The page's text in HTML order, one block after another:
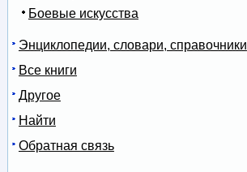
Боевые искусства
Энциклопедии, словари, справочники
Все книги
Другое
Найти
Обратная связь